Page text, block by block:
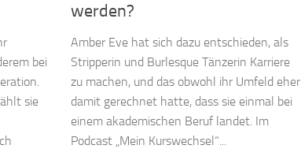
bei
sie
werden?
Amber Eve hat sich dazu entschieden, als
Stripperin und Burlesque Tänzerin Karriere
zu machen, und das obwohl ihr Umfeld eher
damit gerechnet hatte, dass sie einmal bei
einem akademischen Beruf landet. Im
Podcast „Mein Kurswechsel“...